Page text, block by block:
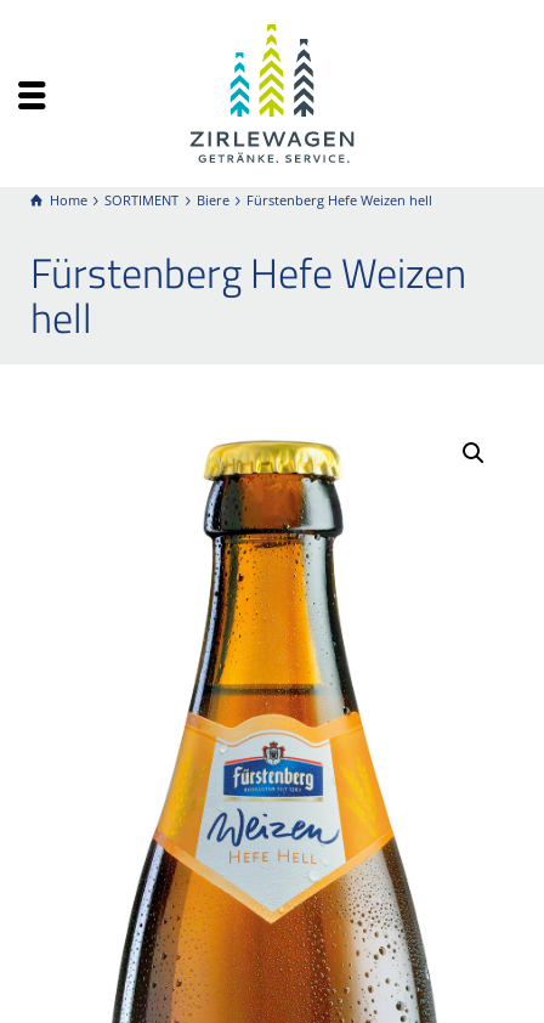
Home SORTIMENT Biere Fürstenberg Hefe Weizen hell
Fürstenberg Hefe Weizen
hell